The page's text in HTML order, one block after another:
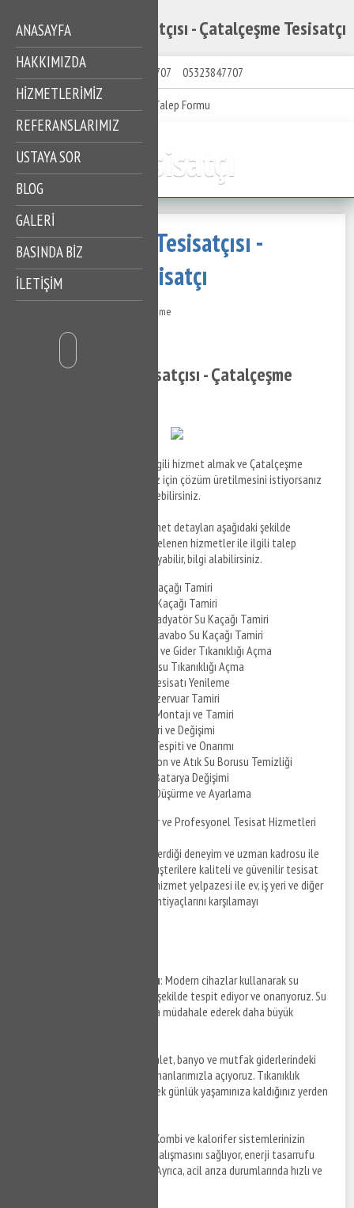
Çatalçeşme Su Tesisatçısı - Çatalçeşme Tesisatçı
ANASAYFA
HAKKIMIZDA
HIZMETLERIMIZ
REFERANSLARIMIZ
USTAYA SOR
BLOG
GALERİ
BASINDA BİZ
İLETİŞİM
05323847707 05323847707
Talep Formu
Tesisatçı
Çatalçeşme Su Tesisatçısı -
Çatalçeşme Tesisatçı
254 Görüntüleme
İçindekiler
Çatalçeşme Su Tesisatçısı - Çatalçeşme
Çatalçeşme su tesisatçısı ile ilgili hizmet almak ve Çatalçeşme
bölgesinde tesisat sorunlarınız için çözüm üretilmesini istiyorsanız
bizi arayabilir, taleplerinizi iletebilirsiniz.
Çatalçeşme Su Tesisatçısı hizmet detayları aşağıdaki şekilde
sıralanmıştır. Sizde aşağıda listelenen hizmetler ile ilgili talep
oluşturmak için bizi hemen arayabilir, bilgi alabilirsiniz.
Çatalçeşme Banyo Su Kaçağı Tamiri
Çatalçeşme Mutfak Su Kaçağı Tamiri
Çatalçeşme Kombi ve Radyatör Su Kaçağı Tamiri
Çatalçeşme Klozet ve Lavabo Su Kaçağı Tamiri
Çatalçeşme Yer Süzgeci ve Gider Tıkanıklığı Açma
Çatalçeşme Pis Su Borusu Tıkanıklığı Açma
Çatalçeşme Temiz Su Tesisatı Yenileme
Çatalçeşme Gömme Rezervuar Tamiri
Çatalçeşme Duşakabin Montajı ve Tamiri
Çatalçeşme Sifon Tamiri ve Değişimi
Çatalçeşme Su Kaçağı Tespiti ve Onarımı
Çatalçeşme Kanalizasyon ve Atık Su Borusu Temizliği
Çatalçeşme Musluk ve Batarya Değişimi
Çatalçeşme Su Basıncı Düşürme ve Ayarlama
Çatalçeşme Tesisatçı: Güvenilir ve Profesyonel Tesisat Hizmetleri
Çatalçeşme Tesisatçı, yılların verdiği deneyim ve uzman kadrosu ile
Çatalçeşme ve çevresindeki müşterilere kaliteli ve güvenilir tesisat
hizmetleri sunmaktadır. Geniş hizmet yelpazesi ile ev, iş yeri ve diğer
ticari mekanların tüm tesisat ihtiyaçlarını karşılamayı
Su Kaçağı Tespiti ve Onarımı: Modern cihazlar kullanarak su
kaçaklarını hızlı ve hasarsız bir şekilde tespit ediyor ve onarıyoruz. Su
kaçağı problemlerinizde anında müdahale ederek daha büyük
: Lavabo, tuvalet, banyo ve mutfak giderlerindeki
tıkanıklıkları profesyonel ekipmanlarımızla açıyoruz. Tıkanıklık
sorunlarınızı kısa sürede çözerek günlük yaşamınıza kaldığınız yerden
: Kombi ve kalorifer sistemlerinizin
bakımını yaparak daha verimli çalışmasını sağlıyor, enerji tasarrufu
yapmanıza yardımcı oluyoruz. Ayrıca, acil arıza durumlarında hızlı ve